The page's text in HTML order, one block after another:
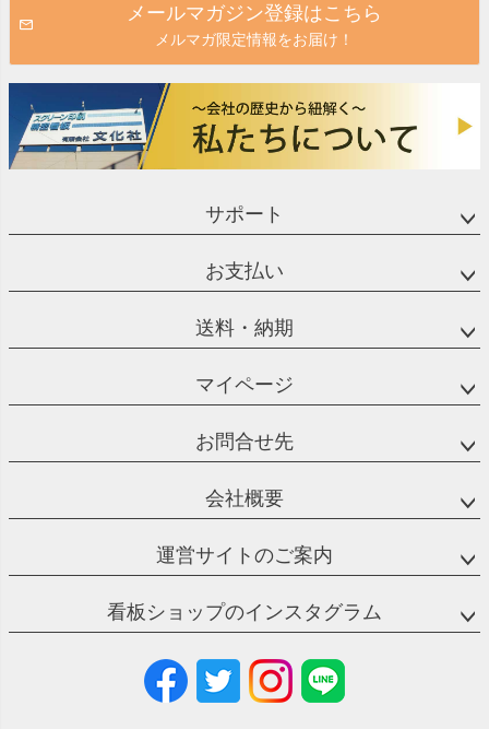
メールマガジン登録はこちら
メルマガ限定情報をお届け！
サポート
お支払い
送料・納期
マイページ
お問合せ先
会社概要
運営サイトのご案内
看板ショップのインスタグラム